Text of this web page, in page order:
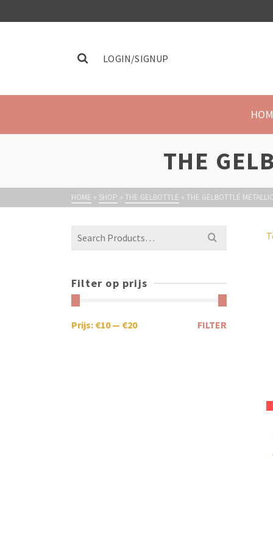
LOGIN/SIGNUP
THE
HOME » SHOP » THE GELBOTTLE » THE GELBOTTLE
Filter op prijs
FILTER
Prijs: €10— €20